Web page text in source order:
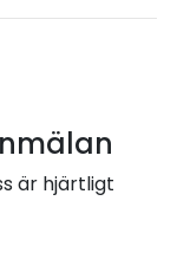
är hjärtligt